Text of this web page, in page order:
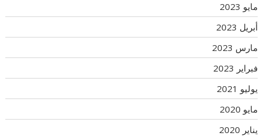
مايو 2023
أبريل 2023
مارس 2023
فبراير 2023
يوليو 2021
مايو 2020
يناير 2020